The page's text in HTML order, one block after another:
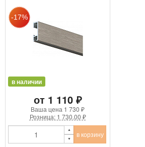
в наличии
от 1 110 ₽
Ваша цена 1 730 ₽
Розница: 1 730.00 ₽
в корзину